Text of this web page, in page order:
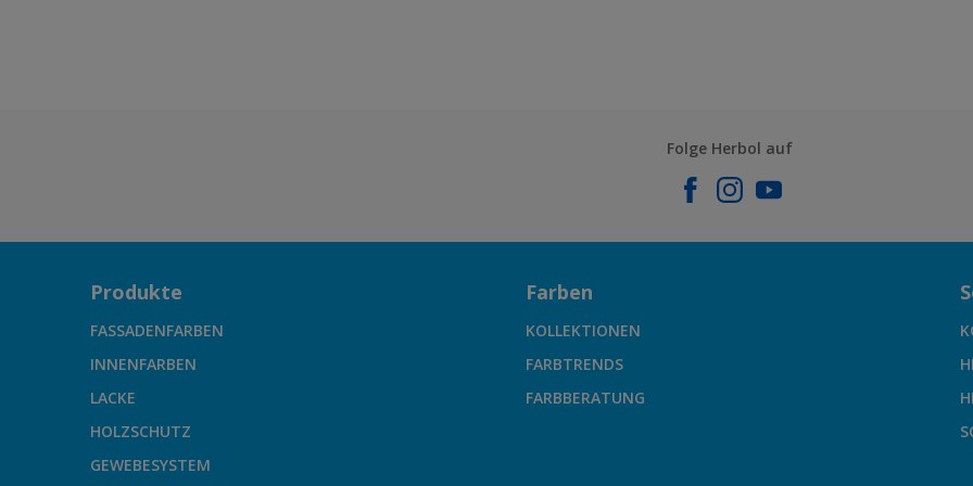
Folge Herbol auf
Produkte
FASSADENFARBEN
INNENFARBEN
LACKE
HOLZSCHUTZ
GEWEBESYSTEM
Farben
KOLLEKTIONEN
FARBTRENDS
FARBBERATUNG